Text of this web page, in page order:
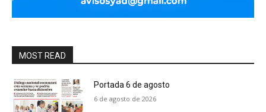
MOST READ
Portada 6 de agosto
6 de agosto de 2026